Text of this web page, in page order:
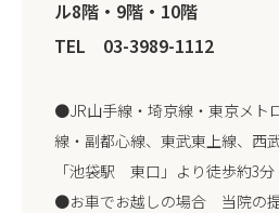
ル8階・9階・10階
TEL 03-3989-1112
●JR山手線・埼京線・東京メト
線・副都心線、東武東上線、西
「池袋駅 東口」より徒歩約3分
●お車でお越しの場合 当院の